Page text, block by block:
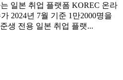
일본 취업 플랫폼 KOREC 온라
2024년 7월 기준 1만2000명을
생 전용 일본 취업 플랫...